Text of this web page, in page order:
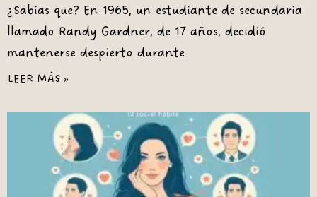
¿Sabías que? En 1965, un estudiante de secundaria
llamado Randy Gardner, de 17 años, decidió
mantenerse despierto durante
LEER MÁS »